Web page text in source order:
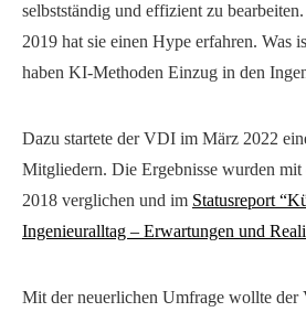
selbstständig und effizient zu
2019 hat sie einen Hype erfahren. Was
haben KI-Methoden Einzug in den
Dazu startete der VDI im März 2022
Mitgliedern. Die Ergebnisse wurden mit
2018 verglichen und im Statusreport
Ingenieuralltag – Erwartungen und
Mit der neuerlichen Umfrage wollte